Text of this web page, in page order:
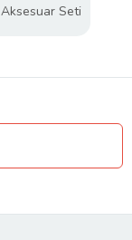
Aksesuar Seti